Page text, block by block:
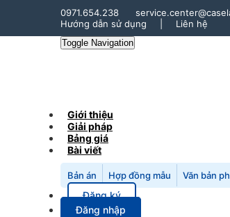
0971.654.238
Hướng dẫn sử dụng
Liên hệ
Toggle Navigation
Giới thiệu
Giải pháp
Bảng giá
Bài viết
Bản án Hợp đồng mẫu Văn bản
Đăng ký
Đăng nhập